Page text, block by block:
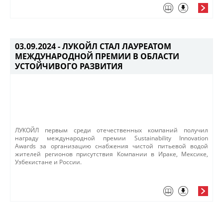
03.09.2024 -ЛУКОЙЛ СТАЛ ЛАУРЕАТОМ
МЕЖДУНАРОДНОЙ ПРЕМИИ В ОБЛАСТИ
УСТОЙЧИВОГО РАЗВИТИЯ
ЛУКОЙЛ первым среди отечественных компаний получил
награду международной премии Sustainability Innovation
Awards за организацию снабжения чистой питьевой водой
жителей регионов присутствия Компании в Ираке, Мексике,
Узбекистане и России.